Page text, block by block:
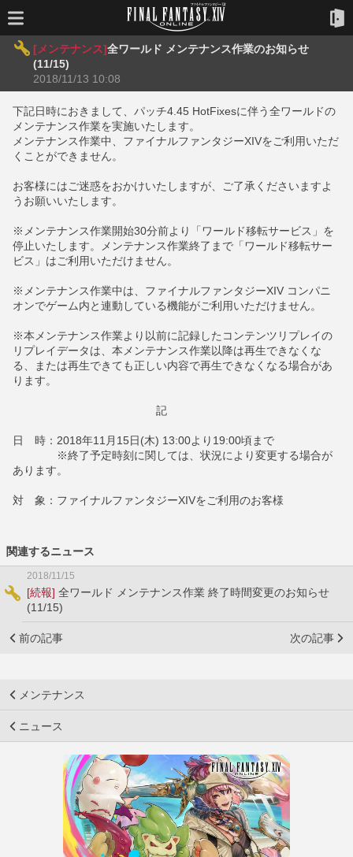
[メンテナンス]全ワールド メンテナンス作業のお知らせ
(11/15)
2018/11/13 10:08
下記日時におきまして、パッチ4.45 HotFixesに伴う全ワールドの
メンテナンス作業を実施いたします。
メンテナンス作業中、ファイナルファンタジーXIVをご利用いただ
くことができません。
お客様にはご迷惑をおかけいたしますが、ご了承くださいますよ
うお願いいたします。
※メンテナンス作業開始30分前より「ワールド移転サービス」を
停止いたします。メンテナンス作業終了まで「ワールド移転サー
ビス」はご利用いただけません。
※メンテナンス作業中は、ファイナルファンタジーXIV コンパニ
オンでゲーム内と連動している機能がご利用いただけません。
※本メンテナンス作業より以前に記録したコンテンツリプレイの
リプレイデータは、本メンテナンス作業以降は再生できなくな
る、または再生できても正しい内容で再生できなくなる場合があ
ります。
記
日 時：2018年11月15日(木) 13:00より19:00頃まで
※終了予定時刻に関しては、状況により変更する場合が
あります。
対 象：ファイナルファンタジーXIVをご利用のお客様
関連するニュース
2018/11/15
[続報] 全ワールド メンテナンス作業 終了時間変更のお知らせ
(11/15)
前の記事 次の記事
メンテナンス
ニュース